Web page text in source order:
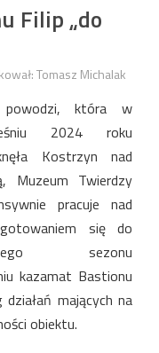
Filip „do
Tomasz Michalak
która w
2024 roku
Kostrzyn nad
Muzeum Twierdzy
pracuje nad
się do
sezonu
kazamat Bastionu
działań mających na
obiektu.​